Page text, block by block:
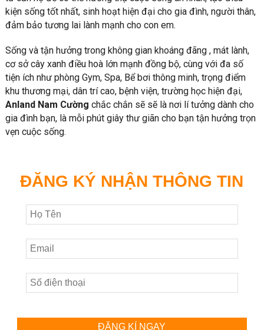
kiện sống tốt nhất, sinh hoạt hiện đại cho gia đình, người thân,
đảm bảo tương lai lành mạnh cho con em.
Sống và tận hưởng trong không gian khoáng đãng , mát lành,
cơ sở cây xanh điều hoà lớn mạnh đồng bộ, cùng với đa số
tiện ích như phòng Gym, Spa, Bể bơi thông minh, trọng điểm
khu thương mại, dân trí cao, bệnh viện, trường học hiện đại,
Anland Nam Cường chắc chắn sẽ sẽ là nơi lí tưởng dành cho
gia đình bạn, là mỗi phút giây thư giãn cho bạn tận hưởng trọn
vẹn cuộc sống.
ĐĂNG KÝ NHẬN THÔNG TIN
ĐĂNG KÍ NGAY